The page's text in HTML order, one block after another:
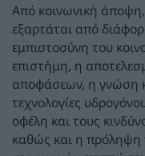
Από κοινωνική
εξαρτάται από
εμπιστοσύνη του
επιστήμη, η
αποφάσεων, η γνώση
τεχνολογίες
οφέλη και τους
καθώς και η πρόληψη